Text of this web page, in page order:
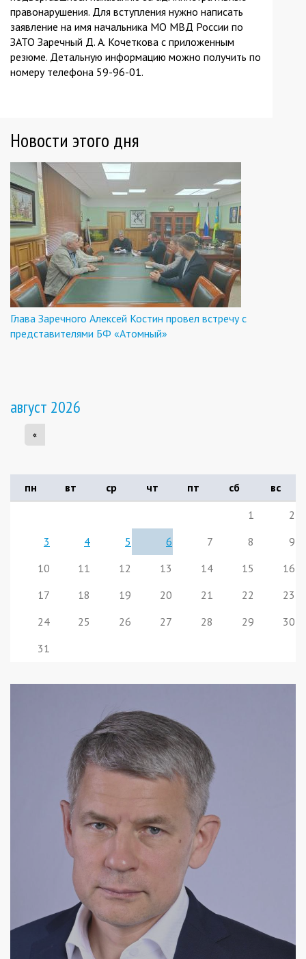
правонарушения. Для вступления нужно написать
заявление на имя начальника МО МВД России по
ЗАТО Заречный Д. А. Кочеткова с приложенным
резюме. Детальную информацию можно получить по
номеру телефона 59-96-01.
Новости этого дня
Глава Заречного Алексей Костин провел встречу с
представителями БФ «Атомный»
август 2026
«
пн вт ср чт пт сб
вс
1
2
3
4 5 6 7 8
9
10
11 12 13 14 15
16
17
18 19 20 21 22
23
24
25 26 27 28 29
30
31